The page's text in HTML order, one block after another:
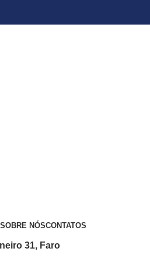
SOBRE NÓSCONTATOS
31, Faro